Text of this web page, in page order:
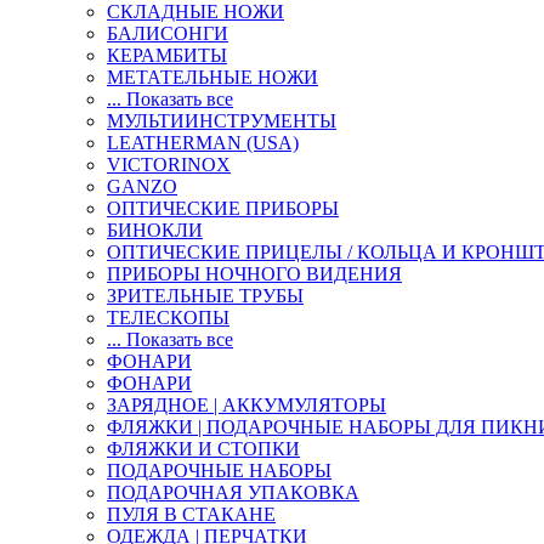
СКЛАДНЫЕ НОЖИ
БАЛИСОНГИ
КЕРАМБИТЫ
МЕТАТЕЛЬНЫЕ НОЖИ
... Показать все
МУЛЬТИИНСТРУМЕНТЫ
LEATHERMAN (USA)
VICTORINOX
GANZO
ОПТИЧЕСКИЕ ПРИБОРЫ
БИНОКЛИ
ОПТИЧЕСКИЕ ПРИЦЕЛЫ / КОЛЬЦА И
ПРИБОРЫ НОЧНОГО ВИДЕНИЯ
ЗРИТЕЛЬНЫЕ ТРУБЫ
ТЕЛЕСКОПЫ
... Показать все
ФОНАРИ
ФОНАРИ
ЗАРЯДНОЕ | АККУМУЛЯТОРЫ
ФЛЯЖКИ | ПОДАРОЧНЫЕ НАБОРЫ ДЛЯ
ФЛЯЖКИ И СТОПКИ
ПОДАРОЧНЫЕ НАБОРЫ
ПОДАРОЧНАЯ УПАКОВКА
ПУЛЯ В СТАКАНЕ
ОДЕЖДА | ПЕРЧАТКИ